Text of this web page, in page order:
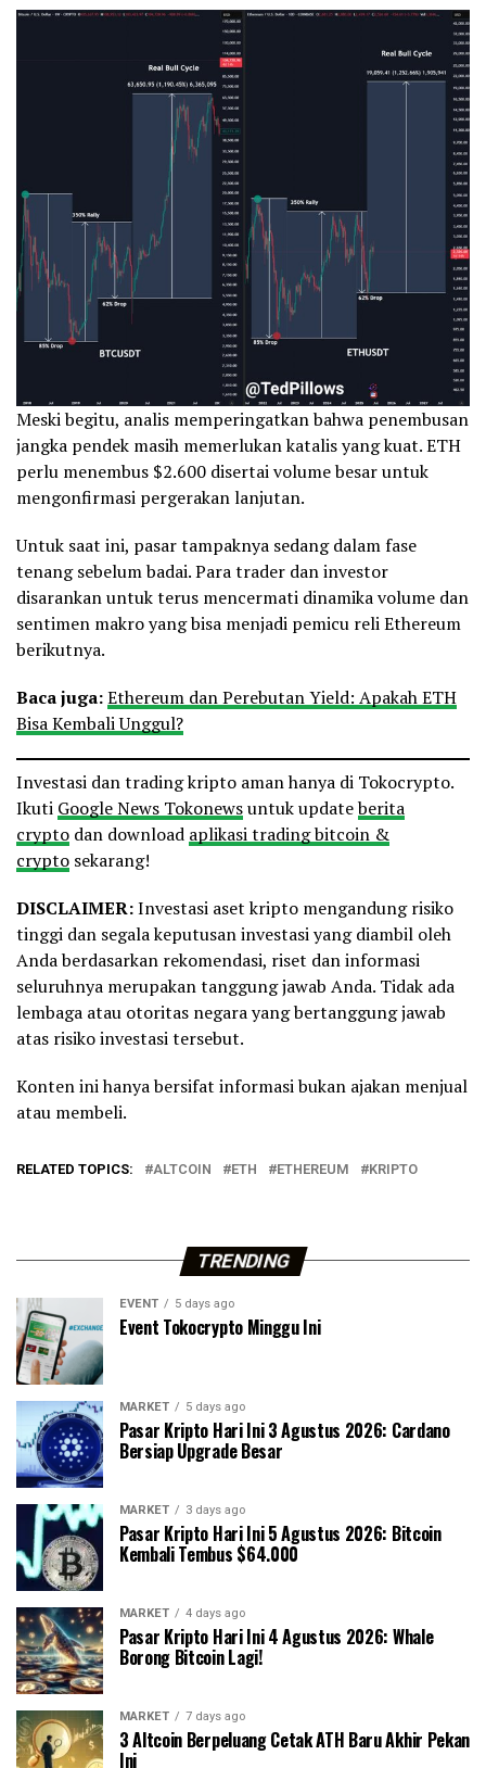
Meski begitu, analis memperingatkan bahwa penembusan
jangka pendek masih memerlukan katalis yang kuat. ETH
perlu menembus $2.600 disertai volume besar untuk
mengonfirmasi pergerakan lanjutan.
Untuk saat ini, pasar tampaknya sedang dalam fase
tenang sebelum badai. Para trader dan investor
disarankan untuk terus mencermati dinamika volume dan
sentimen makro yang bisa menjadi pemicu reli Ethereum
berikutnya.
Baca juga:Ethereum dan Perebutan Yield: Apakah ETH
Bisa Kembali Unggul?
Investasi dan trading kripto aman hanya di Tokocrypto.
Ikuti Google News Tokonewsuntuk updateberita
crypto dan download aplikasi trading bitcoin &
crypto sekarang!
DISCLAIMER:Investasi aset kripto mengandung risiko
tinggi dan segala keputusan investasi yang diambil oleh
Anda berdasarkan rekomendasi, riset dan informasi
seluruhnya merupakan tanggung jawab Anda. Tidak ada
lembaga atau otoritas negara yang bertanggung jawab
atas risiko investasi tersebut.
Konten ini hanya bersifat informasi bukan ajakan menjual
atau membeli.
RELATED TOPICS: ALTCOIN ETH ETHEREUM KRIPTO
TRENDING
EVENT 5 days ago
Event Tokocrypto Minggu Ini
MARKET 5 days ago
Pasar Kripto Hari Ini 3 Agustus 2026: Cardano
Bersiap Upgrade Besar
MARKET 3 days ago
Pasar Kripto Hari Ini 5 Agustus 2026: Bitcoin
Kembali Tembus $64.000
MARKET 4 days ago
Pasar Kripto Hari Ini 4 Agustus 2026: Whale
Borong Bitcoin Lagi!
MARKET 7 days ago
3 Altcoin Berpeluang Cetak ATH Baru Akhir Pekan
Ini